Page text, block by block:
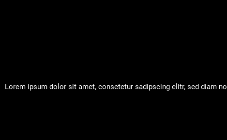
Lorem ipsum dolor sit amet, consetetur sadipscing elitr, sed diam